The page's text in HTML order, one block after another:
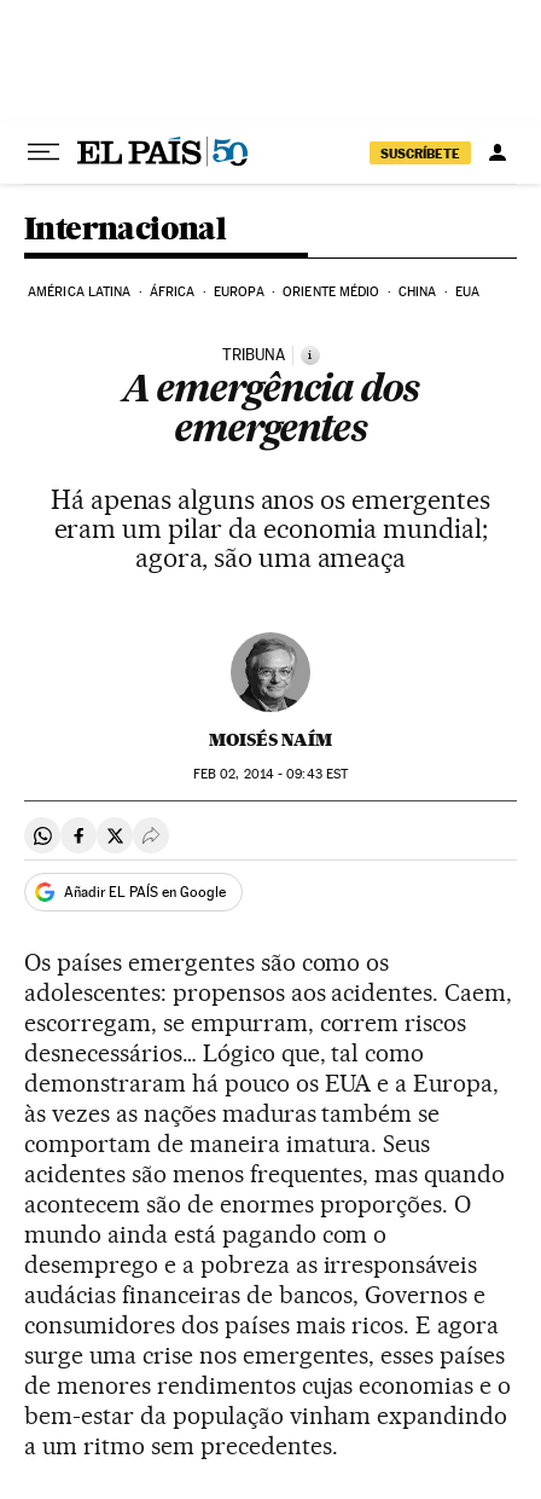
SUSCRÍBETE
Internacional
AMÉRICA LATINA ÁFRICA EUROPA ORIENTE MÉDIO CHINA EUA
TRIBUNA i
A emergência dos
emergentes
Há apenas alguns anos os emergentes
eram um pilar da economia mundial;
agora, são uma ameaça
MOISÉS NAÍM
FEB 02, 2014 - 09:43EST
Compartir en Whatsapp
Compartir en Facebook
Compartir en Twitter
Desplegar Redes Sociales
Añadir EL PAÍS en Google
Os países emergentes são como os
adolescentes: propensos aos acidentes. Caem,
escorregam, se empurram, correm riscos
desnecessários… Lógico que, tal como
demonstraram há pouco os EUA e a Europa,
às vezes as nações maduras também se
comportam de maneira imatura. Seus
acidentes são menos frequentes, mas quando
acontecem são de enormes proporções. O
mundo ainda está pagando com o
desemprego e a pobreza as irresponsáveis
audácias financeiras de bancos, Governos e
consumidores dos países mais ricos. E agora
surge uma crise nos emergentes, esses países
de menores rendimentos cujas economias e o
bem-estar da população vinham expandindo
a um ritmo sem precedentes.